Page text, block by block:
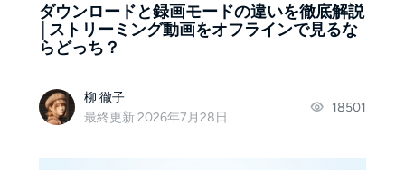
ダウンロードと録画モードの違いを徹底解説
│ストリーミング動画をオフラインで見るな
らどっち？
柳 徹子
最終更新 2026年7月28日
18501